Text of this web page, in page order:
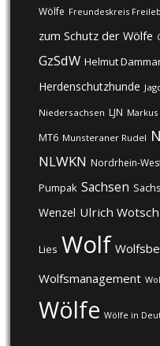
Wölfe Freundeskreis
zum Schutz der Wölfe
GzSdW Helmut
Herdenschutzhunde
Niedersachsen LJN
MT6 Munsteraner Rudel
NLWKN Nordrhein-
Pumpak Sachsen
Wenzel Ulrich
Lies Wolf
Wolfsmanagement
Wölfe Wölfe in